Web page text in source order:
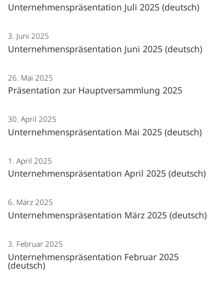
Unternehmenspräsentation Juli 2025 (deutsch)
3. Juni 2025
Unternehmenspräsentation Juni 2025 (deutsch)
26. Mai 2025
Präsentation zur Hauptversammlung 2025
30. April 2025
Unternehmenspräsentation Mai 2025 (deutsch)
1. April 2025
Unternehmenspräsentation April 2025 (deutsch)
6. März 2025
Unternehmenspräsentation März 2025 (deutsch)
3. Februar 2025
Unternehmenspräsentation Februar 2025
(deutsch)